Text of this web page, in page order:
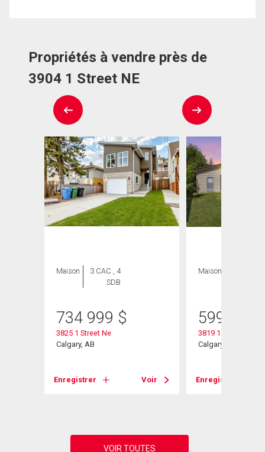
Propriétés à vendre près de
3904 1 Street NE
Maison
3 CAC , 4
SDB
734 999 $
3825 1 Street Ne
Calgary, AB
Enregistrer Voir
Maison
599 900
3819 1 Street Ne
Calgary, AB
Enregistrer